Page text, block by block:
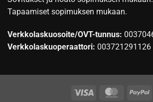
Tapaamiset sopimuksen mukaan.
Verkkolaskuosoite/OVT-tunnus:
Verkkolaskuoperaattori:
Visa